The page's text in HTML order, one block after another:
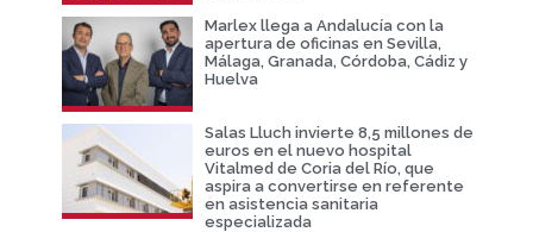
Marlex llega a Andalucía con la
apertura de oficinas en Sevilla,
Málaga, Granada, Córdoba, Cádiz y
Huelva
Salas Lluch invierte 8,5 millones de
euros en el nuevo hospital
Vitalmed de Coria del Río, que
aspira a convertirse en referente
en asistencia sanitaria
especializada